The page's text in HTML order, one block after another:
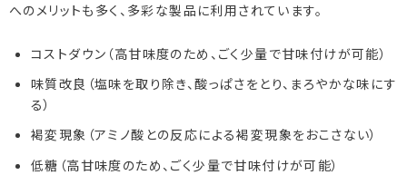
へのメリットも多く、多彩な製品に利用されています。
コストダウン（高甘味度のため、ごく少量で甘味付けが可能）
味質改良（塩味を取り除き、酸っぱさをとり、まろやかな味にす
る）
褐変現象（アミノ酸との反応による褐変現象をおこさない）
低糖（高甘味度のため、ごく少量で甘味付けが可能）